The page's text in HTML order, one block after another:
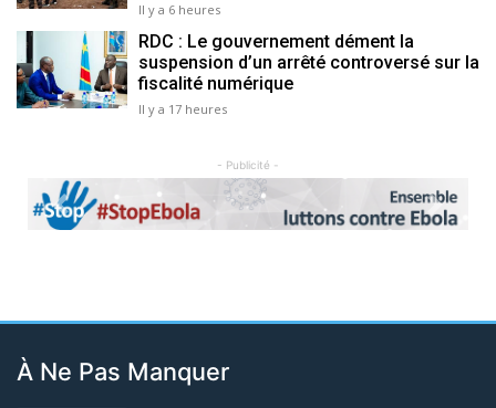
Il y a 6 heures
RDC : Le gouvernement dément la
suspension d’un arrêté controversé sur la
fiscalité numérique
Il y a 17 heures
- Publicité -
Previous Next
À Ne Pas Manquer